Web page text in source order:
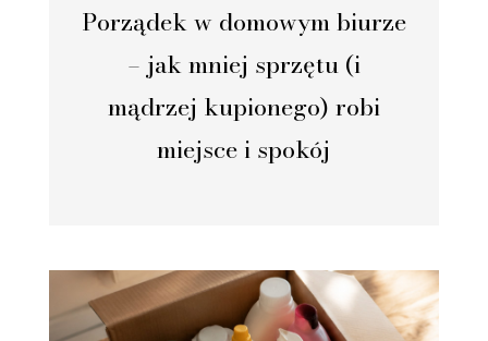
Porządek w domowym biurze
– jak mniej sprzętu (i
mądrzej kupionego) robi
miejsce i spokój